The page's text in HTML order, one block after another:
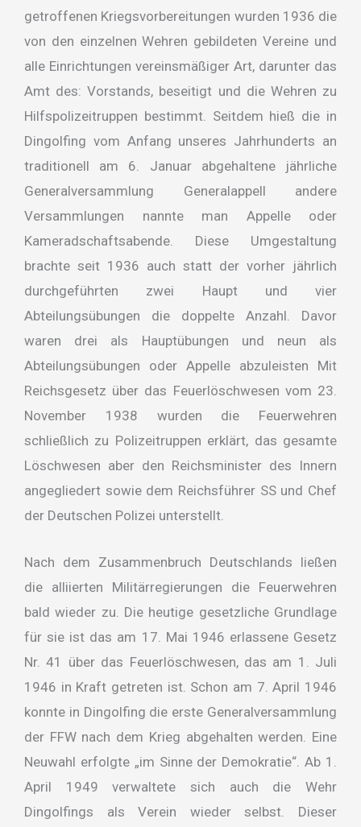
getroffenen Kriegsvorbereitungen wurden 1936 die
von den einzelnen Wehren gebildeten Vereine und
alle Einrichtungen vereinsmäßiger Art, darunter das
Amt des: Vorstands, beseitigt und die Wehren zu
Hilfspolizeitruppen bestimmt. Seitdem hieß die in
Dingolfing vom Anfang unseres Jahrhunderts an
traditionell am 6. Januar abgehaltene jährliche
Generalversammlung Generalappell andere
Versammlungen nannte man Appelle oder
Kameradschaftsabende. Diese Umgestaltung
brachte seit 1936 auch statt der vorher jährlich
durchgeführten zwei Haupt und vier
Abteilungsübungen die doppelte Anzahl. Davor
waren drei als Hauptübungen und neun als
Abteilungsübungen oder Appelle abzuleisten Mit
Reichsgesetz über das Feuerlöschwesen vom 23.
November 1938 wurden die Feuerwehren
schließlich zu Polizeitruppen erklärt, das gesamte
Löschwesen aber den Reichsminister des Innern
angegliedert sowie dem Reichsführer SS und Chef
der Deutschen Polizei unterstellt.
Nach dem Zusammenbruch Deutschlands ließen
die alliierten Militärregierungen die Feuerwehren
bald wieder zu. Die heutige gesetzliche Grundlage
für sie ist das am 17. Mai 1946 erlassene Gesetz
Nr. 41 über das Feuerlöschwesen, das am 1. Juli
1946 in Kraft getreten ist. Schon am 7. April 1946
konnte in Dingolfing die erste Generalversammlung
der FFW nach dem Krieg abgehalten werden. Eine
Neuwahl erfolgte „im Sinne der Demokratie“. Ab 1.
April 1949 verwaltete sich auch die Wehr
Dingolfings als Verein wieder selbst. Dieser